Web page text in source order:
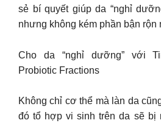
sẻ bí quyết giúp da “nghỉ
nhưng không kém phần bận rộn
Cho da “nghỉ dưỡng” với
Probiotic Fractions
Không chỉ cơ thể mà làn da
đó tổ hợp vi sinh trên da sẽ bị